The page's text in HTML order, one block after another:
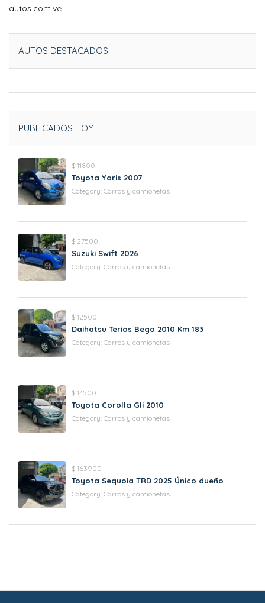
autos.com.ve.
AUTOS DESTACADOS
PUBLICADOS HOY
$ 11800
Toyota Yaris 2007
Category: Carros y camionetas
$ 27500
Suzuki Swift 2026
Category: Carros y camionetas
$ 12500
Daihatsu Terios Bego 2010 Km 183
Category: Carros y camionetas
$ 14500
Toyota Corolla Gli 2010
Category: Carros y camionetas
$ 163900
Toyota Sequoia TRD 2025 Único dueño
Category: Carros y camionetas